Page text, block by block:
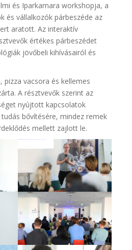
és Iparkamara workshopja, a
és vállalkozók párbeszéde az
aratott. Az interaktív
értékes párbeszédet
jövőbeli kihívásairól és
vacsora és kellemes
A résztvevők szerint az
nyújtott kapcsolatok
bővítésére, mindez remek
mellett zajlott le.